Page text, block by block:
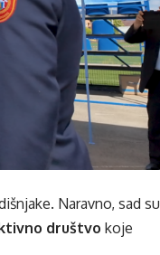
Naravno, sad su
društvo koje